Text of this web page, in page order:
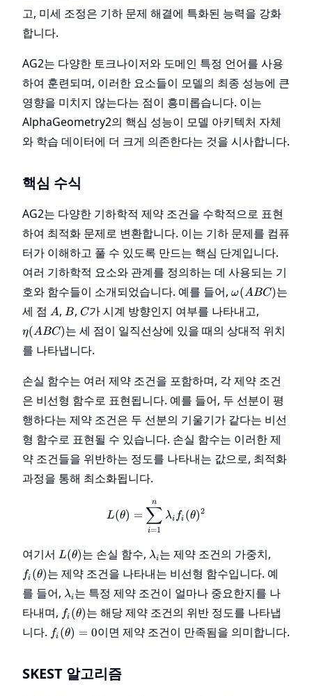
고, 미세 조정은 기하 문제 해결에 특화된 능력을 강화
합니다.
AG2는 다양한 토크나이저와 도메인 특정 언어를 사용
하여 훈련되며, 이러한 요소들이 모델의 최종 성능에 큰
영향을 미치지 않는다는 점이 흥미롭습니다. 이는
AlphaGeometry2의 핵심 성능이 모델 아키텍처 자체
와 학습 데이터에 더 크게 의존한다는 것을 시사합니다.
핵심 수식
AG2는 다양한 기하학적 제약 조건을 수학적으로 표현
하여 최적화 문제로 변환합니다. 이는 기하 문제를 컴퓨
터가 이해하고 풀 수 있도록 만드는 핵심 단계입니다.
여러 기하학적 요소와 관계를 정의하는 데 사용되는 기
호와 함수들이 소개되었습니다. 예를 들어, \omega(ABC)
ω(ABC)는
세 점 A
A, B
B, C
C가 시계 방향인지 여부를 나타내고,
η(ABC)는 세 점이 일직선상에 있을 때의 상대적 위치
를 나타냅니다.
손실 함수는 여러 제약 조건을 포함하며, 각 제약 조건
은 비선형 함수로 표현됩니다. 예를 들어, 두 선분이 평
행하다는 제약 조건은 두 선분의 기울기가 같다는 비선
형 함수로 표현될 수 있습니다. 손실 함수는 이러한 제
약 조건들을 위반하는 정도를 나타내는 값으로, 최적화
과정을 통해 최소화됩니다.
L(\theta) =
L(θ) =
i=1
∑
n
λi fi (θ)2
여기서 L(\theta)
L(θ)는 손실 함수,\lambda_i
λi는 제약 조건의 가중치,
fi (θ)는 제약 조건을 나타내는 비선형 함수입니다. 예
를 들어, \lambda_i
λi는 특정 제약 조건이 얼마나 중요한지를 나
타내며, f_i(\theta)
fi (θ)는 해당 제약 조건의 위반 정도를 나타냅
니다. f_i(\theta)
= 0
fi (θ) = 0이면 제약 조건이 만족됨을 의미합니다.
SKEST 알고리즘